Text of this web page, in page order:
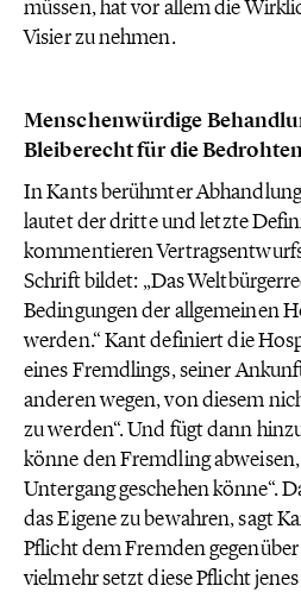
müssen, hat vor allem die
Visier zu nehmen.
Menschenwürdige
Bleiberecht für die
In Kants berühmter
lautet der dritte und letzte
kommentieren
Schrift bildet: „Das
Bedingungen der allgemeinen
werden.“ Kant definiert die
eines Fremdlings, seiner
anderen wegen, von diesem
zu werden“. Und fügt dann
könne den Fremdling
Untergang geschehen könne“.
das Eigene zu bewahren, sagt
Pflicht dem Fremden
vielmehr setzt diese Pflicht